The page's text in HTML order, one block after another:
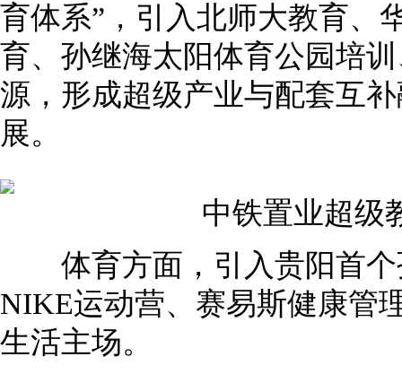
育体系”，引入北师大教育、
育、孙继海太阳体育公园培
源，形成超级产业与配套互
展。
中铁置业超级
体育方面，引入贵阳首个
NIKE运动营、赛易斯健康管
生活主场。